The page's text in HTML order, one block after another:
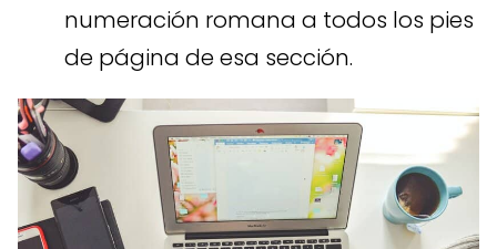
numeración romana a todos los pies
de página de esa sección.